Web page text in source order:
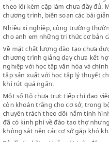
Việc đào tạo công nhân mới
được trên dưới 40% của kế
cho công nhân cũ cũng mới
Việc chỉ đạo của một số Bộ về
theo lối kèm cặp làm chưa đầy
chương trình, biên soạn các bài
Nhiều xí nghiệp, công trường
cho anh em những tri thức cơ
Về mặt chất lượng đào tạo
chương trình giảng dạy chưa
nghiệp với học tập văn hóa và
tập sản xuất với học tập lý
khi rút quá ngắn.